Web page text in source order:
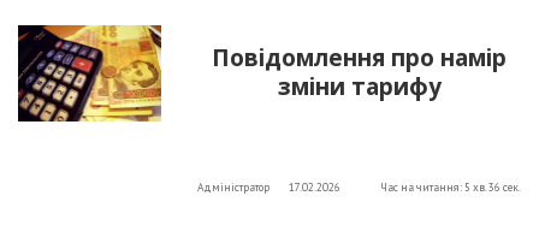
Повідомлення про намір
зміни тарифу
Адміністратор 17.02.2026 Час на читання: 5 хв. 36 сек.